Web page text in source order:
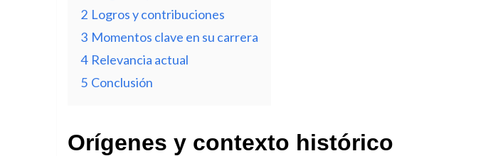
2 Logros y contribuciones
3 Momentos clave en su carrera
4 Relevancia actual
5 Conclusión
Orígenes y contexto histórico